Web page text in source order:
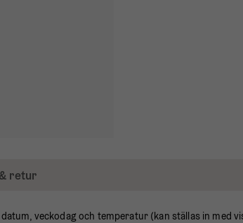
retur
veckodag och temperatur (kan ställas in med